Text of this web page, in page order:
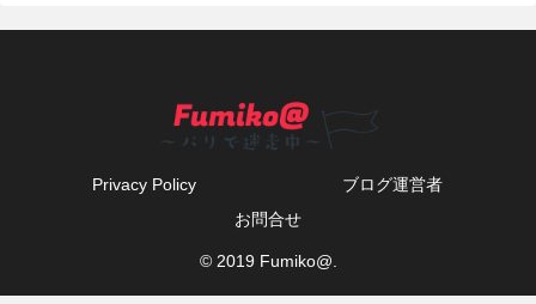
Privacy Policy
ブログ運営者
お問合せ
© 2019 Fumiko@.